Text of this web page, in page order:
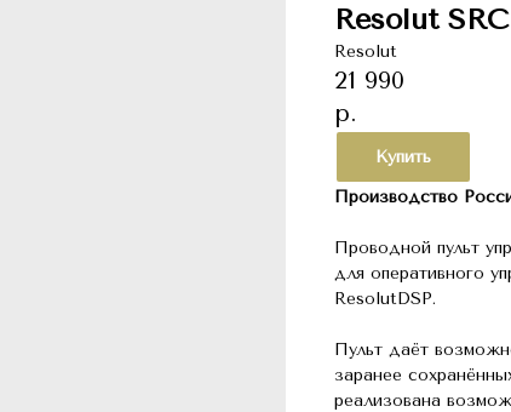
Resolut SRC
Resolut
21 990
р.
Купить
Производство
Проводной пульт
для оперативного
ResolutDSP.
Пульт даёт
заранее
реализована